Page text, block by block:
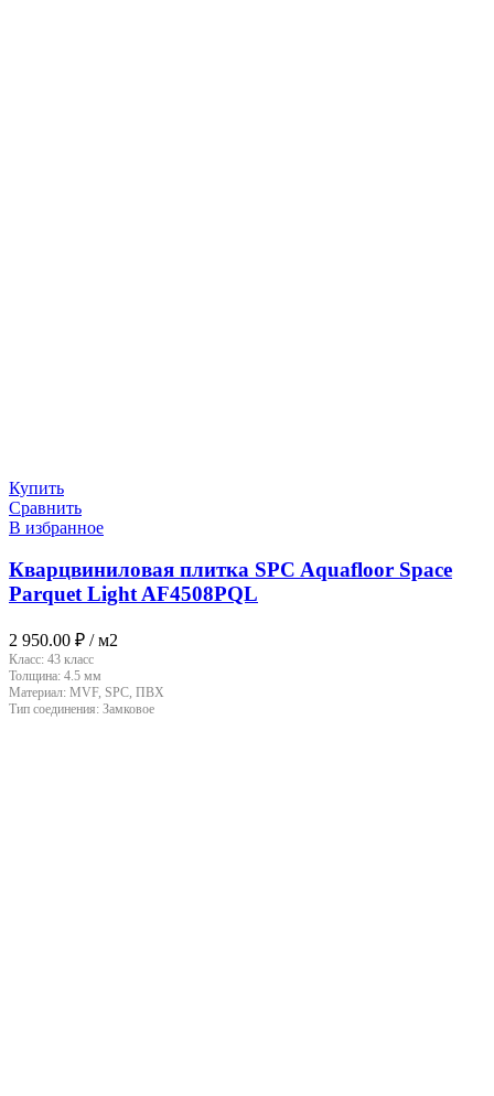
Купить
Сравнить
В избранное
Кварцвиниловая плитка SPC Aquafloor Space
Parquet Light AF4508PQL
2 950.00 ₽ / м2
Класс: 43 класс
Толщина: 4.5 мм
Материал: MVF, SPC, ПВХ
Тип соединения: Замковое